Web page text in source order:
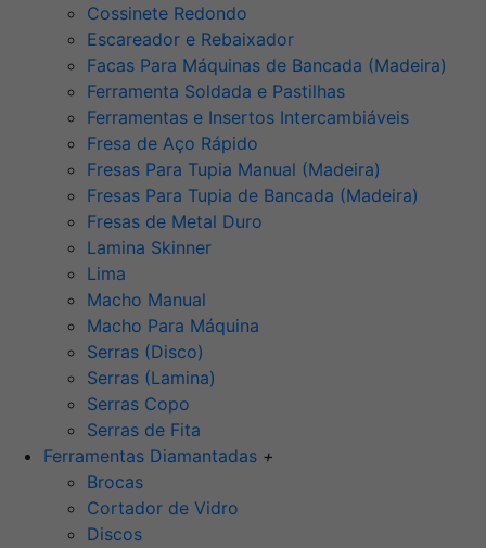
Cossinete Redondo
Escareador e Rebaixador
Facas Para Máquinas de Bancada (Madeira)
Ferramenta Soldada e Pastilhas
Ferramentas e Insertos Intercambiáveis
Fresa de Aço Rápido
Fresas Para Tupia Manual (Madeira)
Fresas Para Tupia de Bancada (Madeira)
Fresas de Metal Duro
Lamina Skinner
Lima
Macho Manual
Macho Para Máquina
Serras (Disco)
Serras (Lamina)
Serras Copo
Serras de Fita
Ferramentas Diamantadas +
Brocas
Cortador de Vidro
Discos